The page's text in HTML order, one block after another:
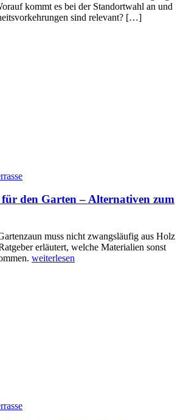
kommt es bei der Standortwahl an und
sind relevant? […]
für den Garten – Alternativen zum
muss nicht zwangsläufig aus Holz
erläutert, welche Materialien sonst
weiterlesen